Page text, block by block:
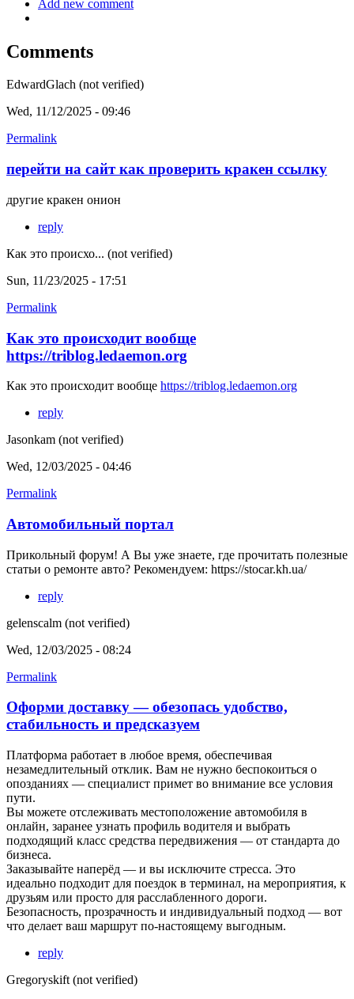
Add new comment
Comments
EdwardGlach (not verified)
Wed, 11/12/2025 - 09:46
Permalink
перейти на сайт как проверить кракен ссылку
другие кракен онион
reply
Как это происхо... (not verified)
Sun, 11/23/2025 - 17:51
Permalink
Как это происходит вообще
https://triblog.ledaemon.org
Как это происходит вообще https://triblog.ledaemon.org
reply
Jasonkam (not verified)
Wed, 12/03/2025 - 04:46
Permalink
Автомобильный портал
Прикольный форум! А Вы уже знаете, где прочитать полезные
статьи о ремонте авто? Рекомендуем: https://stocar.kh.ua/
reply
gelenscalm (not verified)
Wed, 12/03/2025 - 08:24
Permalink
Оформи доставку — обезопась удобство,
стабильность и предсказуем
Платформа работает в любое время, обеспечивая
незамедлительный отклик. Вам не нужно беспокоиться о
опозданиях — специалист примет во внимание все условия
пути.
Вы можете отслеживать местоположение автомобиля в
онлайн, заранее узнать профиль водителя и выбрать
подходящий класс средства передвижения — от стандарта до
бизнеса.
Заказывайте наперёд — и вы исключите стресса. Это
идеально подходит для поездок в терминал, на мероприятия, к
друзьям или просто для расслабленного дороги.
Безопасность, прозрачность и индивидуальный подход — вот
что делает ваш маршрут по-настоящему выгодным.
reply
Gregoryskift (not verified)